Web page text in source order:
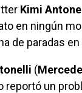
Kimi
en ningún
de paradas
(
reportó un